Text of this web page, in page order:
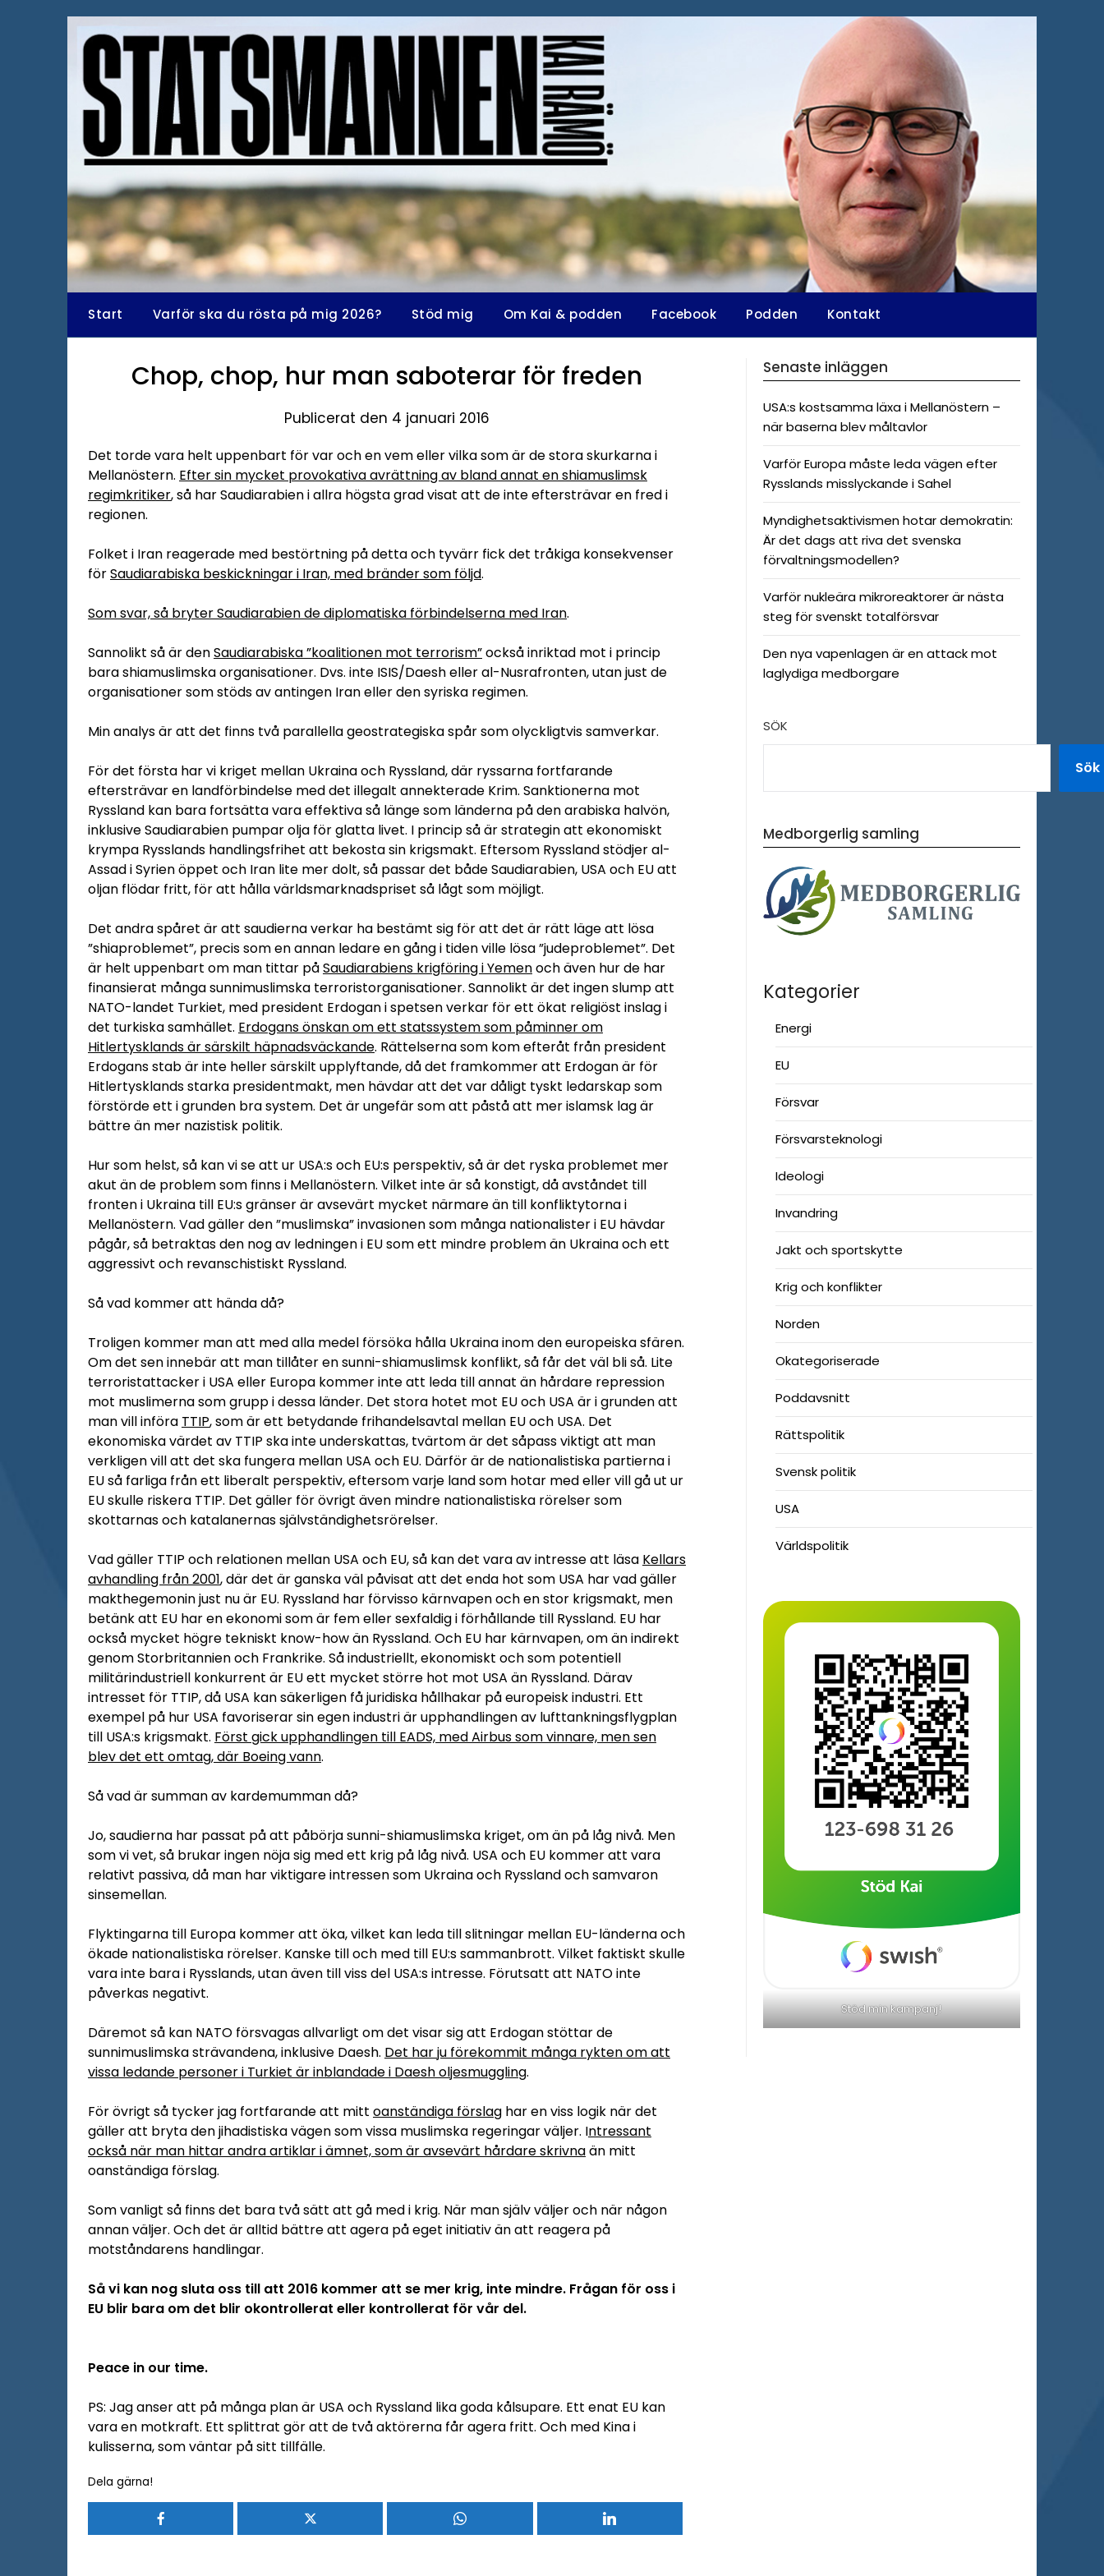
Start Varför ska du rösta på mig 2026? Stöd mig Om Kai & podden Facebook Podden Kontakt
Chop, chop, hur man saboterar för freden
Publicerat den 4 januari 2016
Det torde vara helt uppenbart för var och en vem eller vilka som är de stora skurkarna i
Mellanöstern. Efter sin mycket provokativa avrättning av bland annat en shiamuslimsk
regimkritiker, så har Saudiarabien i allra högsta grad visat att de inte eftersträvar en fred i
regionen.
Folket i Iran reagerade med bestörtning på detta och tyvärr fick det tråkiga konsekvenser
förSaudiarabiska beskickningar i Iran, med bränder som följd.
Som svar, så bryter Saudiarabien de diplomatiska förbindelserna med Iran.
Sannolikt så är denSaudiarabiska ”koalitionen mot terrorism”också inriktad mot i princip
bara shiamuslimska organisationer. Dvs. inte ISIS/Daesh eller al-Nusrafronten, utan just de
organisationer som stöds av antingen Iran eller den syriska regimen.
Min analys är att det finns två parallella geostrategiska spår som olyckligtvis samverkar.
För det första har vi kriget mellan Ukraina och Ryssland, där ryssarna fortfarande
eftersträvar en landförbindelse med det illegalt annekterade Krim. Sanktionerna mot
Ryssland kan bara fortsätta vara effektiva så länge som länderna på den arabiska halvön,
inklusive Saudiarabien pumpar olja för glatta livet. I princip så är strategin att ekonomiskt
krympa Rysslands handlingsfrihet att bekosta sin krigsmakt. Eftersom Ryssland stödjer al-
Assad i Syrien öppet och Iran lite mer dolt, så passar det både Saudiarabien, USA och EU att
oljan flödar fritt, för att hålla världsmarknadspriset så lågt som möjligt.
Det andra spåret är att saudierna verkar ha bestämt sig för att det är rätt läge att lösa
”shiaproblemet”, precis som en annan ledare en gång i tiden ville lösa ”judeproblemet”. Det
är helt uppenbart om man tittar påSaudiarabiens krigföring i Yemenoch även hur de har
finansierat många sunnimuslimska terroristorganisationer. Sannolikt är det ingen slump att
NATO-landet Turkiet, med president Erdogan i spetsen verkar för ett ökat religiöst inslag i
det turkiska samhället. Erdogans önskan om ett statssystem som påminner om
Hitlertysklands är särskilt häpnadsväckande. Rättelserna som kom efteråt från president
Erdogans stab är inte heller särskilt upplyftande, då det framkommer att Erdogan är för
Hitlertysklands starka presidentmakt, men hävdar att det var dåligt tyskt ledarskap som
förstörde ett i grunden bra system. Det är ungefär som att påstå att mer islamsk lag är
bättre än mer nazistisk politik.
Hur som helst, så kan vi se att ur USA:s och EU:s perspektiv, så är det ryska problemet mer
akut än de problem som finns i Mellanöstern. Vilket inte är så konstigt, då avståndet till
fronten i Ukraina till EU:s gränser är avsevärt mycket närmare än till konfliktytorna i
Mellanöstern. Vad gäller den ”muslimska” invasionen som många nationalister i EU hävdar
pågår, så betraktas den nog av ledningen i EU som ett mindre problem än Ukraina och ett
aggressivt och revanschistiskt Ryssland.
Så vad kommer att hända då?
Troligen kommer man att med alla medel försöka hålla Ukraina inom den europeiska sfären.
Om det sen innebär att man tillåter en sunni-shiamuslimsk konflikt, så får det väl bli så. Lite
terroristattacker i USA eller Europa kommer inte att leda till annat än hårdare repression
mot muslimerna som grupp i dessa länder. Det stora hotet mot EU och USA är i grunden att
man vill införa TTIP, som är ett betydande frihandelsavtal mellan EU och USA. Det
ekonomiska värdet av TTIP ska inte underskattas, tvärtom är det såpass viktigt att man
verkligen vill att det ska fungera mellan USA och EU. Därför är de nationalistiska partierna i
EU så farliga från ett liberalt perspektiv, eftersom varje land som hotar med eller vill gå ut ur
EU skulle riskera TTIP. Det gäller för övrigt även mindre nationalistiska rörelser som
skottarnas och katalanernas självständighetsrörelser.
Vad gäller TTIP och relationen mellan USA och EU, så kan det vara av intresse att läsa Kellars
avhandling från 2001, där det är ganska väl påvisat att det enda hot som USA har vad gäller
makthegemonin just nu är EU. Ryssland har förvisso kärnvapen och en stor krigsmakt, men
betänk att EU har en ekonomi som är fem eller sexfaldig i förhållande till Ryssland. EU har
också mycket högre tekniskt know-how än Ryssland. Och EU har kärnvapen, om än indirekt
genom Storbritannien och Frankrike. Så industriellt, ekonomiskt och som potentiell
militärindustriell konkurrent är EU ett mycket större hot mot USA än Ryssland. Därav
intresset för TTIP, då USA kan säkerligen få juridiska hållhakar på europeisk industri. Ett
exempel på hur USA favoriserar sin egen industri är upphandlingen av lufttankningsflygplan
till USA:s krigsmakt. Först gick upphandlingen till EADS, med Airbus som vinnare, men sen
blev det ett omtag, där Boeing vann.
Så vad är summan av kardemumman då?
Jo, saudierna har passat på att påbörja sunni-shiamuslimska kriget, om än på låg nivå. Men
som vi vet, så brukar ingen nöja sig med ett krig på låg nivå. USA och EU kommer att vara
relativt passiva, då man har viktigare intressen som Ukraina och Ryssland och samvaron
sinsemellan.
Flyktingarna till Europa kommer att öka, vilket kan leda till slitningar mellan EU-länderna och
ökade nationalistiska rörelser. Kanske till och med till EU:s sammanbrott. Vilket faktiskt skulle
vara inte bara i Rysslands, utan även till viss del USA:s intresse. Förutsatt att NATO inte
påverkas negativt.
Däremot så kan NATO försvagas allvarligt om det visar sig att Erdogan stöttar de
sunnimuslimska strävandena, inklusive Daesh. Det har ju förekommit många rykten om att
vissa ledande personer i Turkiet är inblandade i Daesh oljesmuggling.
För övrigt så tycker jag fortfarande att mitt oanständiga förslag har en viss logik när det
gäller att bryta den jihadistiska vägen som vissa muslimska regeringar väljer. Intressant
också när man hittar andra artiklar i ämnet, som är avsevärt hårdare skrivnaän mitt
oanständiga förslag.
Som vanligt så finns det bara två sätt att gå med i krig. När man själv väljer och när någon
annan väljer. Och det är alltid bättre att agera på eget initiativ än att reagera på
motståndarens handlingar.
Så vi kan nog sluta oss till att 2016 kommer att se mer krig, inte mindre. Frågan för oss i
EU blir bara om det blir okontrollerat eller kontrollerat för vår del.
Peace in our time.
PS: Jag anser att på många plan är USA och Ryssland lika goda kålsupare. Ett enat EU kan
vara en motkraft. Ett splittrat gör att de två aktörerna får agera fritt. Och med Kina i
kulisserna, som väntar på sitt tillfälle.
Dela gärna!
Senaste inläggen
USA:s kostsamma läxa i Mellanöstern –
när baserna blev måltavlor
Varför Europa måste leda vägen efter
Rysslands misslyckande i Sahel
Myndighetsaktivismen hotar demokratin:
Är det dags att riva det svenska
förvaltningsmodellen?
Varför nukleära mikroreaktorer är nästa
steg för svenskt totalförsvar
Den nya vapenlagen är en attack mot
laglydiga medborgare
SÖK
Sök
Medborgerlig samling
Kategorier
Energi
EU
Försvar
Försvarsteknologi
Ideologi
Invandring
Jakt och sportskytte
Krig och konflikter
Norden
Okategoriserade
Poddavsnitt
Rättspolitik
Svensk politik
USA
Världspolitik
Stöd min kampanj!